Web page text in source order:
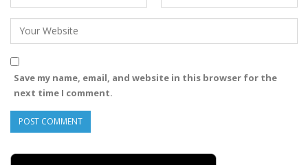
Save my name, email, and website in this browser for the
next time I comment.